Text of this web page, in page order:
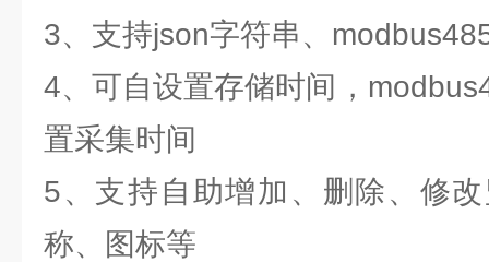
3、支持json字符串、
4、可自设置存储时间，
置采集时间
5、支持自助增加、删除、修
称、图标等